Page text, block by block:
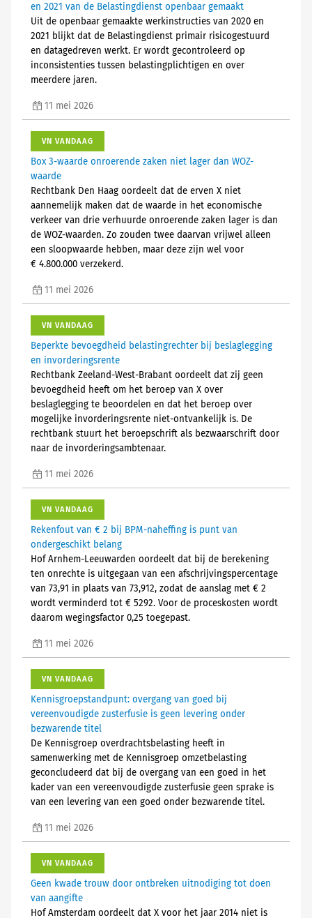
en 2021 van de Belastingdienst openbaar gemaakt
Uit de openbaar gemaakte werkinstructies van 2020 en
2021 blijkt dat de Belastingdienst primair risicogestuurd
en datagedreven werkt. Er wordt gecontroleerd op
inconsistenties tussen belastingplichtigen en over
meerdere jaren.
11 mei 2026
VN VANDAAG
Box 3-waarde onroerende zaken niet lager dan WOZ-
waarde
Rechtbank Den Haag oordeelt dat de erven X niet
aannemelijk maken dat de waarde in het economische
verkeer van drie verhuurde onroerende zaken lager is dan
de WOZ-waarden. Zo zouden twee daarvan vrijwel alleen
een sloopwaarde hebben, maar deze zijn wel voor
€ 4.800.000 verzekerd.
11 mei 2026
VN VANDAAG
Beperkte bevoegdheid belastingrechter bij beslaglegging
en invorderingsrente
Rechtbank Zeeland-West-Brabant oordeelt dat zij geen
bevoegdheid heeft om het beroep van X over
beslaglegging te beoordelen en dat het beroep over
mogelijke invorderingsrente niet-ontvankelijk is. De
rechtbank stuurt het beroepschrift als bezwaarschrift door
naar de invorderingsambtenaar.
11 mei 2026
VN VANDAAG
Rekenfout van € 2 bij BPM-naheffing is punt van
ondergeschikt belang
Hof Arnhem-Leeuwarden oordeelt dat bij de berekening
ten onrechte is uitgegaan van een afschrijvingspercentage
van 73,91 in plaats van 73,912, zodat de aanslag met € 2
wordt verminderd tot € 5292. Voor de proceskosten wordt
daarom wegingsfactor 0,25 toegepast.
11 mei 2026
VN VANDAAG
Kennisgroepstandpunt: overgang van goed bij
vereenvoudigde zusterfusie is geen levering onder
bezwarende titel
De Kennisgroep overdrachtsbelasting heeft in
samenwerking met de Kennisgroep omzetbelasting
geconcludeerd dat bij de overgang van een goed in het
kader van een vereenvoudigde zusterfusie geen sprake is
van een levering van een goed onder bezwarende titel.
11 mei 2026
VN VANDAAG
Geen kwade trouw door ontbreken uitnodiging tot doen
van aangifte
Hof Amsterdam oordeelt dat X voor het jaar 2014 niet is